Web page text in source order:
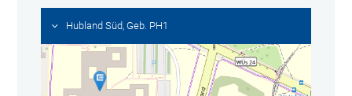
Hubland Süd, Geb. PH1